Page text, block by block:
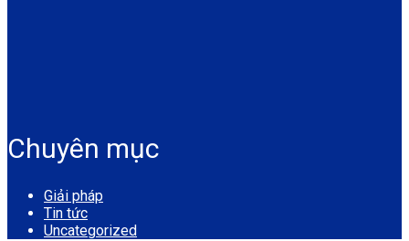
Chuyên mục
Giải pháp
Tin tức
Uncategorized